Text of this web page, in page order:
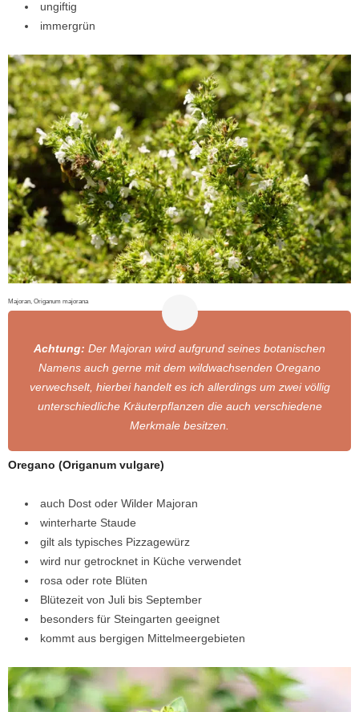
ungiftig
immergrün
Majoran, Origanum majorana
Achtung: Der Majoran wird aufgrund seines botanischen
Namens auch gerne mit dem wildwachsenden Oregano
verwechselt, hierbei handelt es ich allerdings um zwei völlig
unterschiedliche Kräuterpflanzen die auch verschiedene
Merkmale besitzen.
Oregano (Origanum vulgare)
auch Dost oder Wilder Majoran
winterharte Staude
gilt als typisches Pizzagewürz
wird nur getrocknet in Küche verwendet
rosa oder rote Blüten
Blütezeit von Juli bis September
besonders für Steingarten geeignet
kommt aus bergigen Mittelmeergebieten